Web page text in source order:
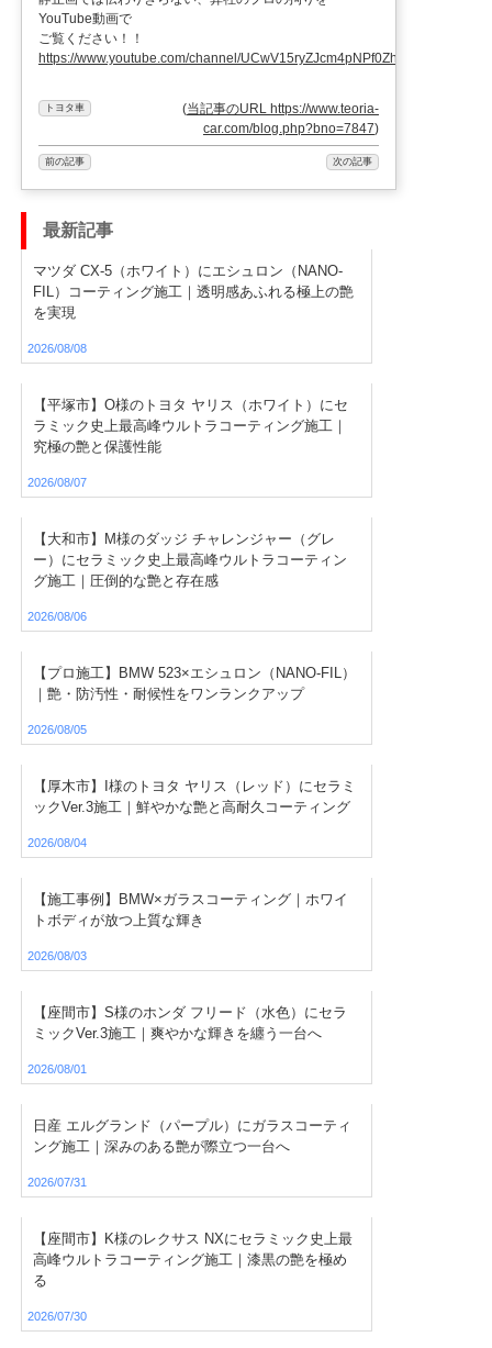
YouTube動画で
ご覧ください！！
https://www.youtube.com/channel/UCwV15ryZJcm4pNPf0ZhXu9g
トヨタ車 (当記事のURL https://www.teoria-
car.com/blog.php?bno=7847)
前の記事 次の記事
最新記事
マツダ CX-5（ホワイト）にエシュロン（NANO-
FIL）コーティング施工｜透明感あふれる極上の艶
を実現
2026/08/08
【平塚市】O様のトヨタ ヤリス（ホワイト）にセ
ラミック史上最高峰ウルトラコーティング施工｜
究極の艶と保護性能
2026/08/07
【大和市】M様のダッジ チャレンジャー（グレ
ー）にセラミック史上最高峰ウルトラコーティン
グ施工｜圧倒的な艶と存在感
2026/08/06
【プロ施工】BMW 523×エシュロン（NANO-FIL）
｜艶・防汚性・耐候性をワンランクアップ
2026/08/05
【厚木市】I様のトヨタ ヤリス（レッド）にセラミ
ックVer.3施工｜鮮やかな艶と高耐久コーティング
2026/08/04
【施工事例】BMW×ガラスコーティング｜ホワイ
トボディが放つ上質な輝き
2026/08/03
【座間市】S様のホンダ フリード（水色）にセラ
ミックVer.3施工｜爽やかな輝きを纏う一台へ
2026/08/01
日産 エルグランド（パープル）にガラスコーティ
ング施工｜深みのある艶が際立つ一台へ
2026/07/31
【座間市】K様のレクサス NXにセラミック史上最
高峰ウルトラコーティング施工｜漆黒の艶を極め
る
2026/07/30